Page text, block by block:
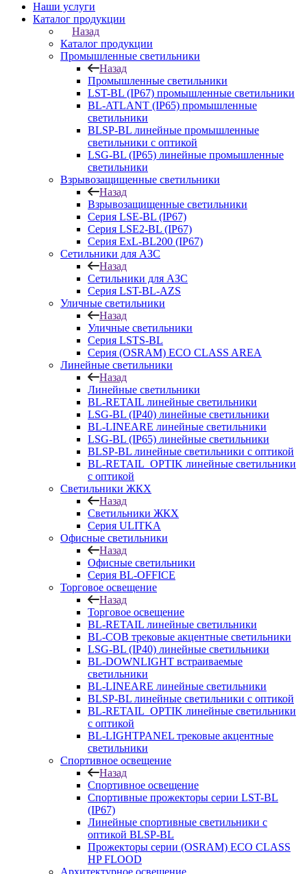
Наши услуги
Каталог продукции
Назад
Каталог продукции
Промышленные светильники
Назад
Промышленные светильники
LST-BL (IP67) промышленные светильники
BL-ATLANT (IP65) промышленные
светильники
BLSP-BL линейные промышленные
светильники с оптикой
LSG-BL (IP65) линейные промышленные
светильники
Взрывозащищенные светильники
Назад
Взрывозащищенные светильники
Серия LSE-BL (IP67)
Серия LSE2-BL (IP67)
Серия ExL-BL200 (IP67)
Сетильники для АЗС
Назад
Сетильники для АЗС
Серия LST-BL-AZS
Уличные светильники
Назад
Уличные светильники
Серия LSTS-BL
Серия (ОSRAM) ECO CLASS AREA
Линейные светильники
Назад
Линейные светильники
BL-RETAIL линейные светильники
LSG-BL (IP40) линейные светильники
BL-LINEARE линейные светильники
LSG-BL (IP65) линейные светильники
BLSP-BL линейные светильники с оптикой
BL-RETAIL_OPTIK линейные светильники
с оптикой
Светильники ЖКХ
Назад
Светильники ЖКХ
Серия ULITKA
Офисные светильники
Назад
Офисные светильники
Серия BL-OFFICE
Торговое освещение
Назад
Торговое освещение
BL-RETAIL линейные светильники
BL-COB трековые акцентные светильники
LSG-BL (IP40) линейные светильники
BL-DOWNLIGHT встраиваемые
светильники
BL-LINEARE линейные светильники
BLSP-BL линейные светильники с оптикой
BL-RETAIL_OPTIK линейные светильники
с оптикой
BL-LIGHTPANEL трековые акцентные
светильники
Спортивное освещение
Назад
Спортивное освещение
Спортивные прожекторы серии LST-BL
(IP67)
Линейные спортивные светильники с
оптикой BLSP-BL
Прожекторы серии (OSRAM) ECO CLASS
HP FLOOD
Архитектурное освещение